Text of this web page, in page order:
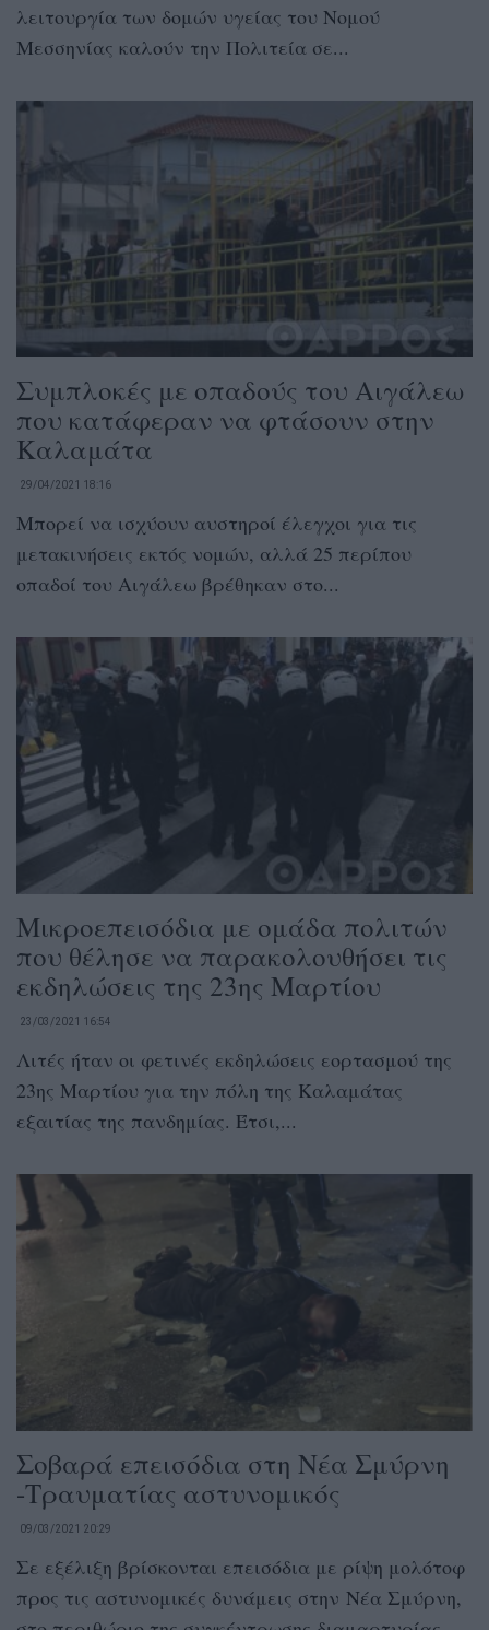
λειτουργία των δομών υγείας του Νομού
Μεσσηνίας καλούν την Πολιτεία σε...
Συμπλοκές με οπαδούς του Αιγάλεω
που κατάφεραν να φτάσουν στην
Καλαμάτα
29/04/2021 18:16
Μπορεί να ισχύουν αυστηροί έλεγχοι για τις
μετακινήσεις εκτός νομών, αλλά 25 περίπου
οπαδοί του Αιγάλεω βρέθηκαν στο...
Μικροεπεισόδια με ομάδα πολιτών
που θέλησε να παρακολουθήσει τις
εκδηλώσεις της 23ης Μαρτίου
23/03/2021 16:54
Λιτές ήταν οι φετινές εκδηλώσεις εορτασμού της
23ης Μαρτίου για την πόλη της Καλαμάτας
εξαιτίας της πανδημίας. Έτσι,...
Σοβαρά επεισόδια στη Νέα Σμύρνη
-Τραυματίας αστυνομικός
09/03/2021 20:29
Σε εξέλιξη βρίσκονται επεισόδια με ρίψη μολότοφ
προς τις αστυνομικές δυνάμεις στην Νέα Σμύρνη,